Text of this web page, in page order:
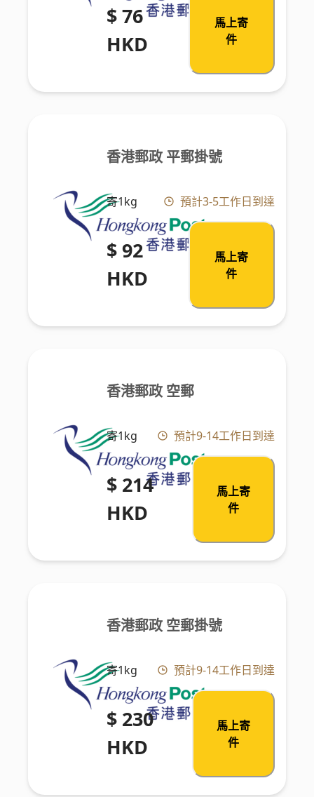
$ 76
HKD
馬上寄
件
香港郵政 平郵掛號
寄1kg 預計3-5工作日到達
$ 92
HKD
馬上寄
件
香港郵政 空郵
寄1kg 預計9-14工作日到達
$ 214
HKD
馬上寄
件
香港郵政 空郵掛號
寄1kg 預計9-14工作日到達
$ 230
HKD
馬上寄
件